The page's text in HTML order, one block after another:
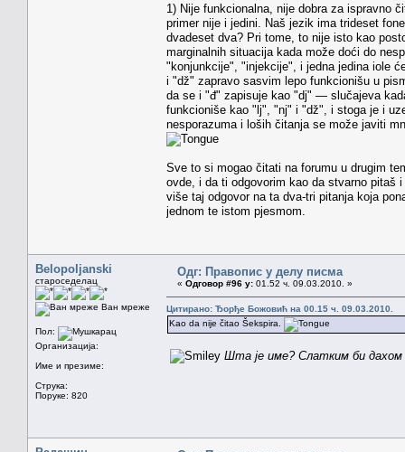
1) Nije funkcionalna, nije dobra za ispravno
primer nije i jedini. Naš jezik ima trideset
dvadeset dva? Pri tome, to nije isto kao
marginalnih situacija kada može doći do
"konjunkcije", "injekcije", i jedna jedina iole
i "dž" zapravo sasvim lepo funkcionišu u
da se i "đ" zapisuje kao "dj" — slučajeva
funkcioniše kao "lj", "nj" i "dž", i stoga je i
nesporazuma i loših čitanja se može javiti
Sve to si mogao čitati na forumu u drugim
ovde, i da ti odgovorim kao da stvarno pitaš
više taj odgovor na ta dva-tri pitanja koja
jednom te istom pjesmom.
Belopoljanski
староседелац
Ван мреже
Пол:
Организација:
Име и презиме:
Струка:
Поруке: 820
Одг: Правопис у делу писма
« Одговор #96 у: 01.52 ч. 09.03.2010. »
Цитирано: Ђорђе Божовић на 00.15 ч. 09.03.2010.
Kao da nije čitao Šekspira.
Шта је име? Слатким би дахом